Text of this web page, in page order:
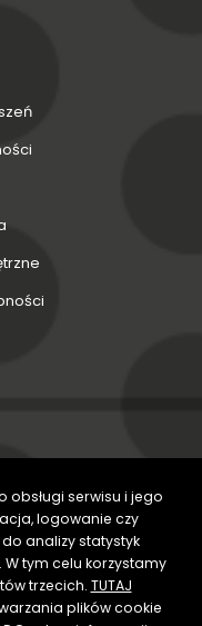
obsługi serwisu i jego
logowanie czy
analizy statystyk
tym celu korzystamy
trzecich. TUTAJ
plików cookie